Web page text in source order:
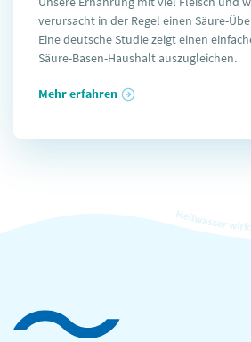
verursacht in der Regel einen Säure-
Eine deutsche Studie zeigt einen
Säure-Basen-Haushalt auszugleichen.
Mehr erfahren